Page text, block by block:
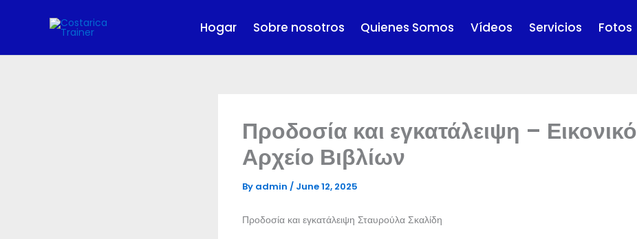
Hogar Sobre nosotros Quienes Somos Vídeos Servicios Fotos
Προδοσία και εγκατάλειψη – Εικονικό
Αρχείο Βιβλίων
By admin / June 12, 2025
Προδοσία και εγκατάλειψη Σταυρούλα Σκαλίδη